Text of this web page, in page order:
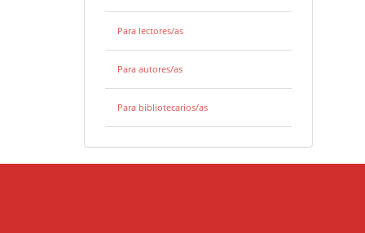
Para lectores/as
Para autores/as
Para bibliotecarios/as